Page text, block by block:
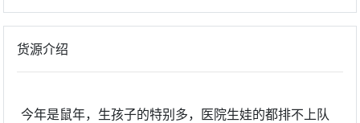
货源介绍
今年是鼠年，生孩子的特别多，医院生娃的都排不上队